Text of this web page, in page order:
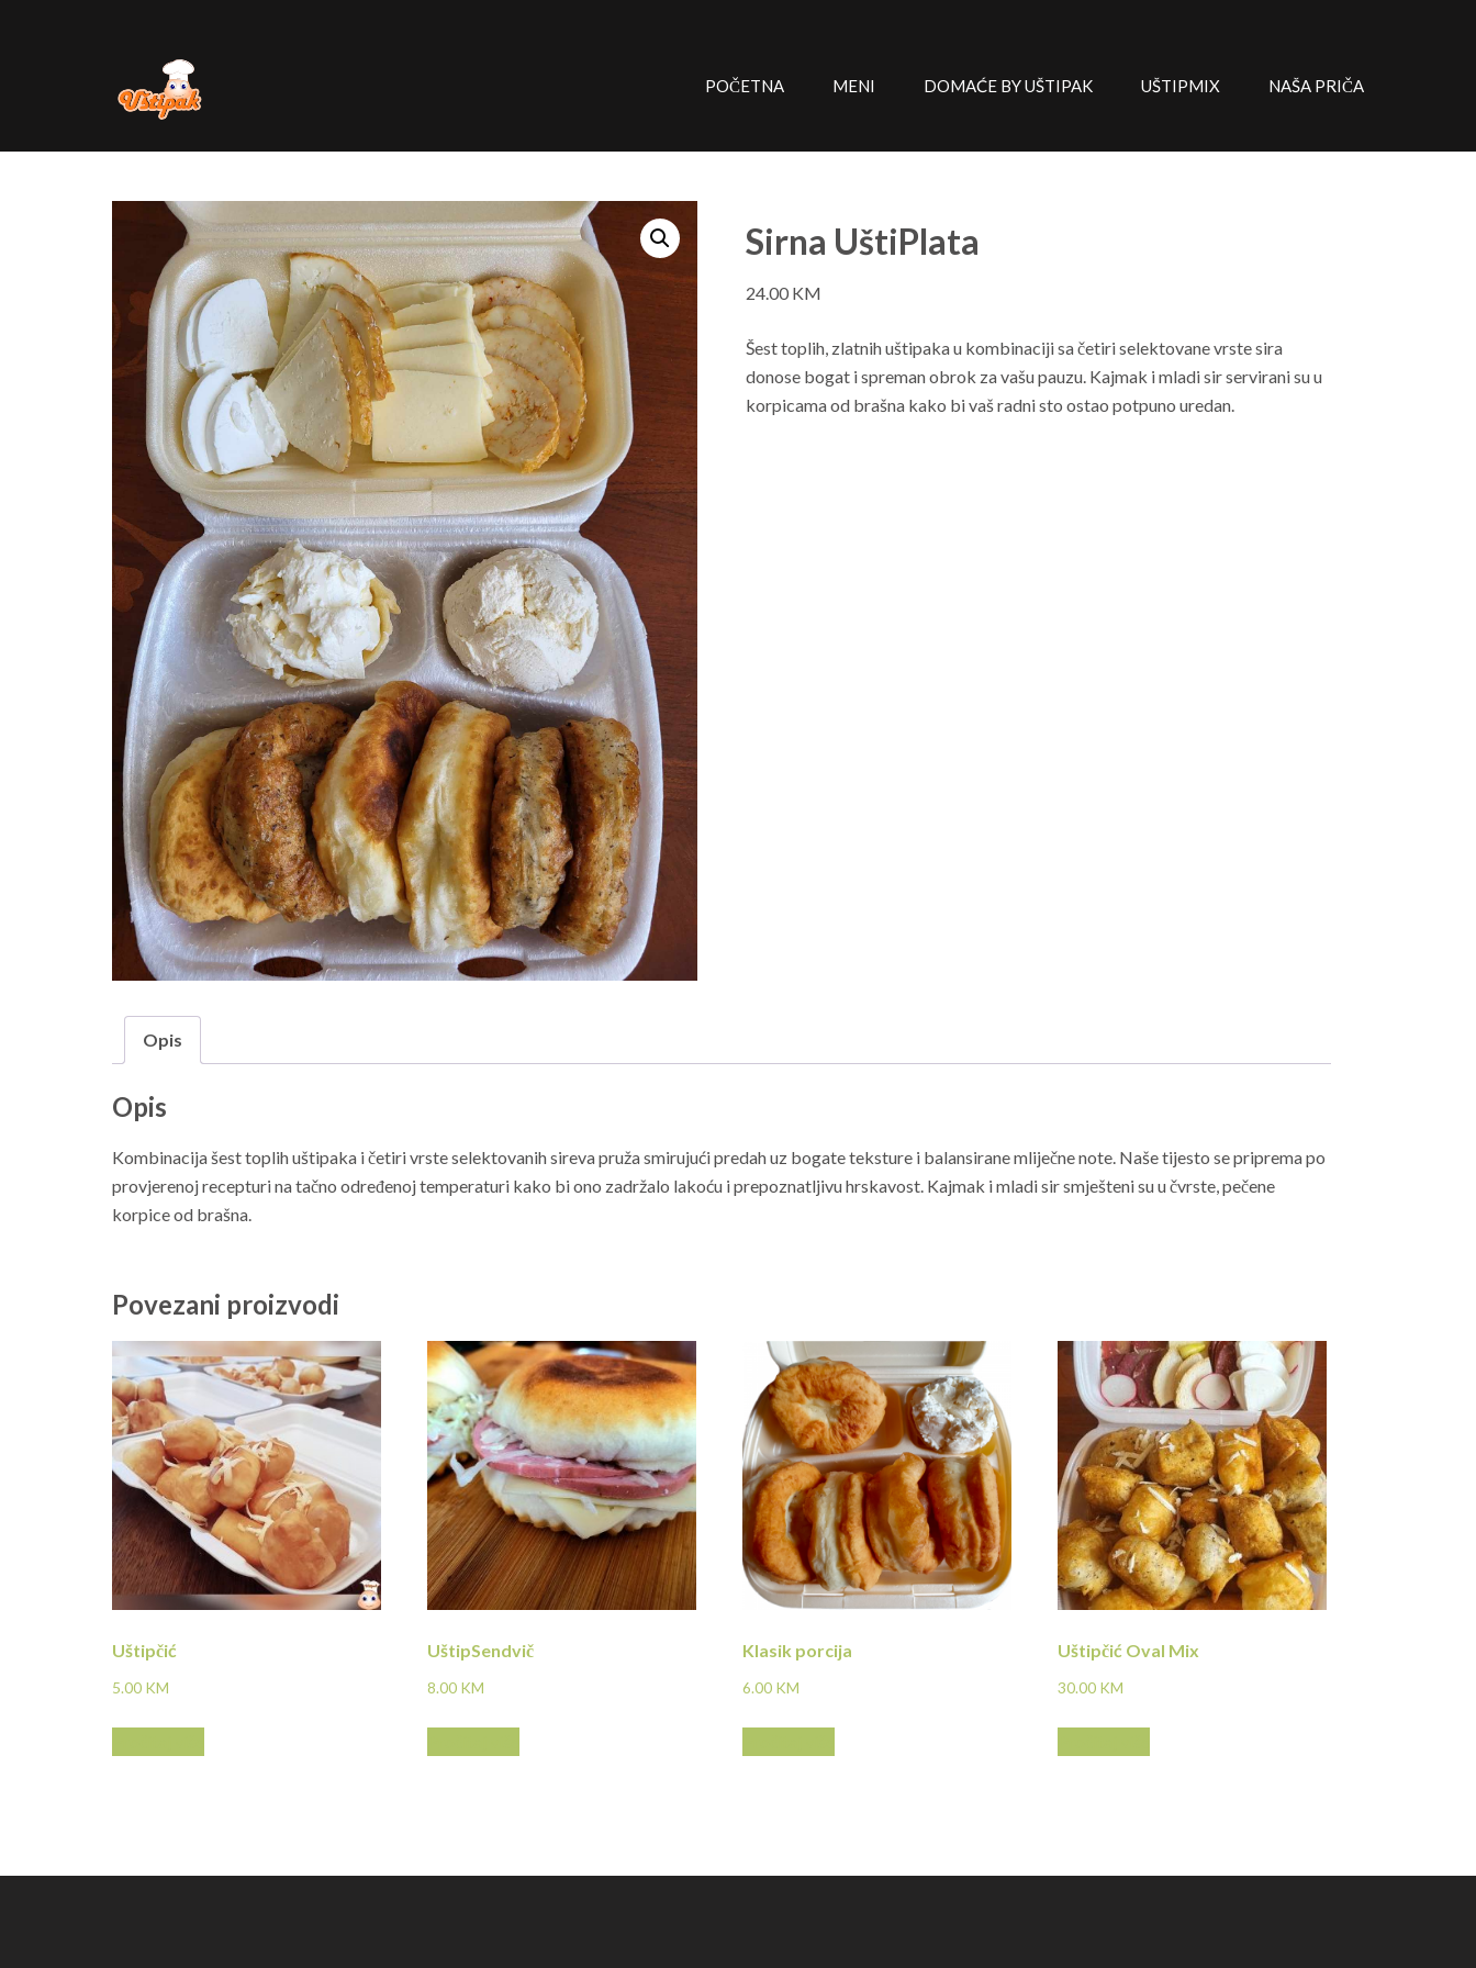
POČETNA MENI DOMAĆE BY UŠTIPAK UŠTIPMIX NAŠA PRIČA
Sirna UštiPlata
24.00 KM
Šest toplih, zlatnih uštipaka u kombinaciji sa četiri selektovane vrste sira
donose bogat i spreman obrok za vašu pauzu. Kajmak i mladi sir servirani su u
korpicama od brašna kako bi vaš radni sto ostao potpuno uredan.
Opis
Opis
Kombinacija šest toplih uštipaka i četiri vrste selektovanih sireva pruža smirujući predah uz bogate teksture i balansirane mliječne note. Naše tijesto se priprema po
provjerenoj recepturi na tačno određenoj temperaturi kako bi ono zadržalo lakoću i prepoznatljivu hrskavost. Kajmak i mladi sir smješteni su u čvrste, pečene
korpice od brašna.
Povezani proizvodi
Uštipčić
5.00 KM
UštipSendvič
8.00 KM
Klasik porcija
6.00 KM
Uštipčić Oval Mix
30.00 KM